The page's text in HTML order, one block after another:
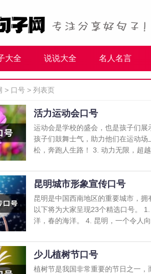
大全 说说大全 名人名言
> 口号 > 列表页
活力运动会口号
运动会是学校的盛会，也是孩子们
孩子们鼓舞士气，助力他们在运动
松，奔跑人生路！ 3. 动力无限，超
昆明城市形象宣传口号
昆明是中国西南地区的重要城市，
以下将为大家呈现23个精选口号。
洋，春的海洋。 4. 昆明，一个令人
少儿植树节口号
植树节是我国非常重要的节日之一